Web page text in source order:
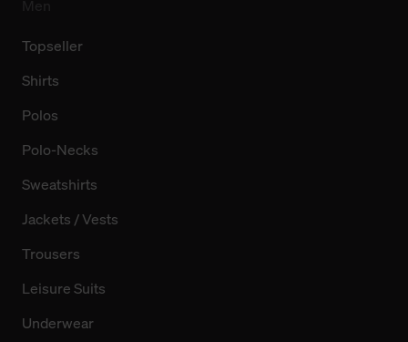
Topseller
Shirts
Polos
Polo-Necks
Sweatshirts
Jackets / Vests
Trousers
Leisure Suits
Underwear